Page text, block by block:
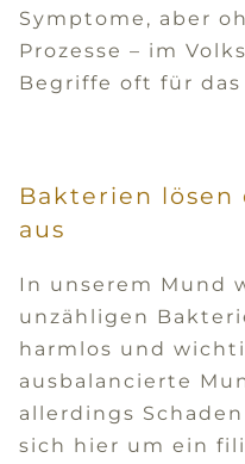
Symptome, aber
Prozesse – im
Begriffe oft für
Bakterien
aus
In unserem Mund
unzähligen
harmlos und
ausbalancierte
allerdings
sich hier um ein